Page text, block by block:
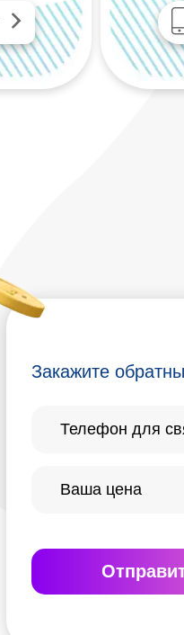
Закажите